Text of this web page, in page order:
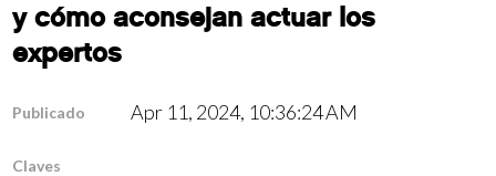
y cómo aconsejan actuar los
expertos
Publicado Apr 11, 2024, 10:36:24 AM
Claves